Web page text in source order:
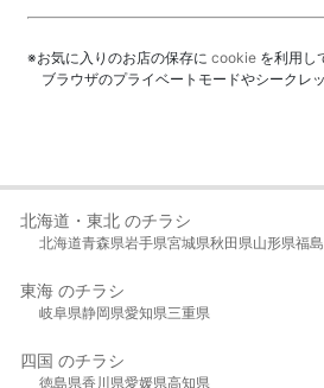
※お気に入りのお店の保存に cookie を利用し
ブラウザのプライベートモードやシークレ
北海道・東北 のチラシ
北海道青森県岩手県宮城県秋田県山形県福
東海 のチラシ
岐阜県静岡県愛知県三重県
四国 のチラシ
徳島県香川県愛媛県高知県